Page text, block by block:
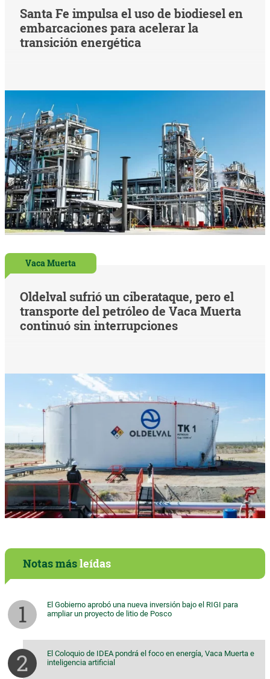
Santa Fe impulsa el uso de biodiesel en
embarcaciones para acelerar la
transición energética
Vaca Muerta
Oldelval sufrió un ciberataque, pero el
transporte del petróleo de Vaca Muerta
continuó sin interrupciones
Notas másleídas
El Gobierno aprobó una nueva inversión bajo el RIGI para
ampliar un proyecto de litio de Posco
El Coloquio de IDEA pondrá el foco en energía, Vaca Muerta e
inteligencia artificial